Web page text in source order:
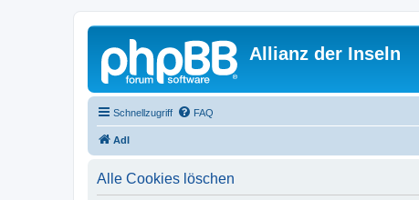
Allianz der Inseln
Schnellzugriff FAQ
AdI
Alle Cookies löschen